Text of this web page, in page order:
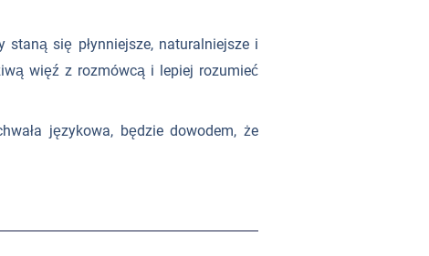
się płynniejsze, naturalniejsze i
więź z rozmówcą i lepiej rozumieć
językowa, będzie dowodem, że